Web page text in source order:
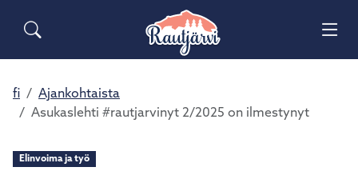
Siirry pääsisältöön Siirry päävalikkoon
Sähköiset lomakkeet
Haku
Asuminen ja ympäristö
Opetus ja kasvatus
fi
Ajankohtaista
Asukaslehti #rautjarvinyt 2/2025 on ilmestynyt
Elinvoima ja työ